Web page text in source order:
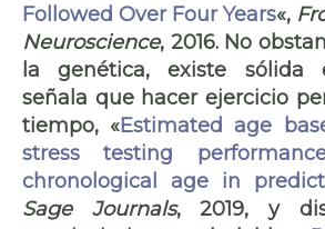
Followed Over Four Years«,
Neuroscience, 2016. No
la genética, existe sólida
señala que hacer ejercicio
tiempo, «Estimated age
stress testing
chronological age in
Sage Journals, 2019, y